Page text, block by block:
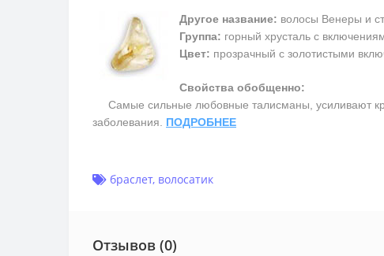
Другое название: волосы Венеры и
Группа: горный хрусталь с
Цвет: прозрачный с золотистыми
Свойства обобщенно:
Самые сильные любовные талисманы, усиливают
заболевания. ПОДРОБНЕЕ
браслет, волосатик
Отзывов (0)